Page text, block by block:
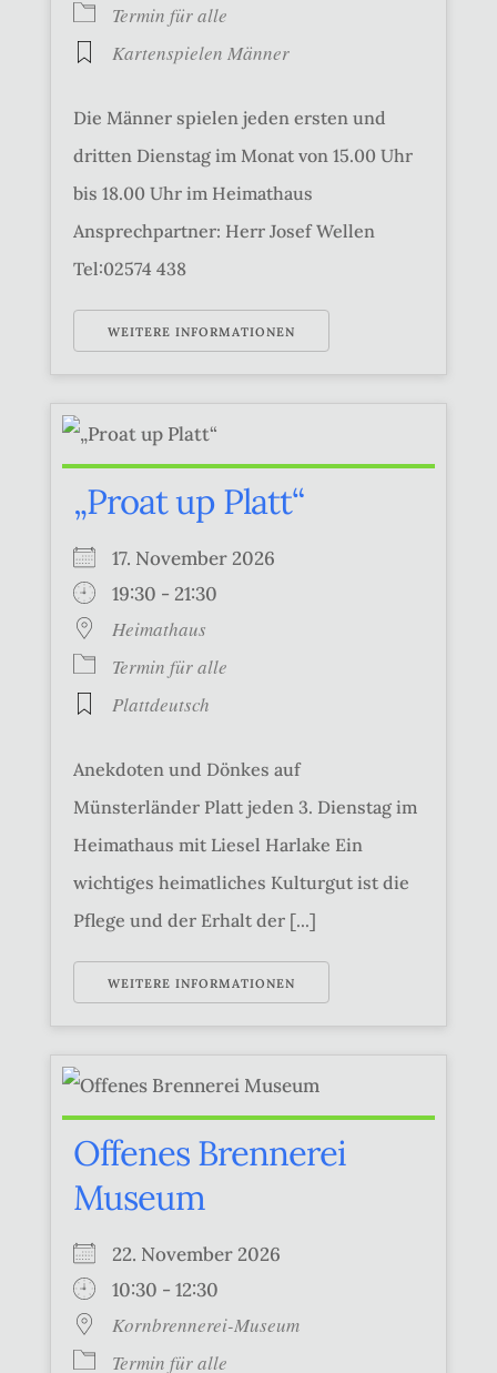
Termin für alle
Kartenspielen Männer
Die Männer spielen jeden ersten und
dritten Dienstag im Monat von 15.00 Uhr
bis 18.00 Uhr im Heimathaus
Ansprechpartner: Herr Josef Wellen
Tel:02574 438
WEITERE INFORMATIONEN
„Proat up Platt“
17. November 2026
19:30 - 21:30
Heimathaus
Termin für alle
Plattdeutsch
Anekdoten und Dönkes auf
Münsterländer Platt jeden 3. Dienstag im
Heimathaus mit Liesel Harlake Ein
wichtiges heimatliches Kulturgut ist die
Pflege und der Erhalt der [...]
WEITERE INFORMATIONEN
Offenes Brennerei
Museum
22. November 2026
10:30 - 12:30
Kornbrennerei-Museum
Termin für alle